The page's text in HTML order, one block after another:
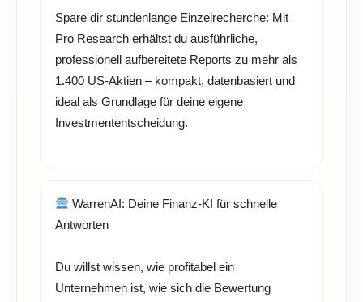
Spare dir stundenlange Einzelrecherche: Mit
Pro Research erhältst du ausführliche,
professionell aufbereitete Reports zu mehr als
1.400 US-Aktien – kompakt, datenbasiert und
ideal als Grundlage für deine eigene
Investmententscheidung.
WarrenAI: Deine Finanz-KI für schnelle
Antworten
Du willst wissen, wie profitabel ein
Unternehmen ist, wie sich die Bewertung